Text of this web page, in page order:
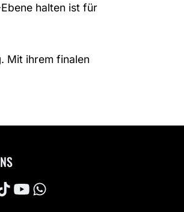
halten ist für
. Mit ihrem finalen